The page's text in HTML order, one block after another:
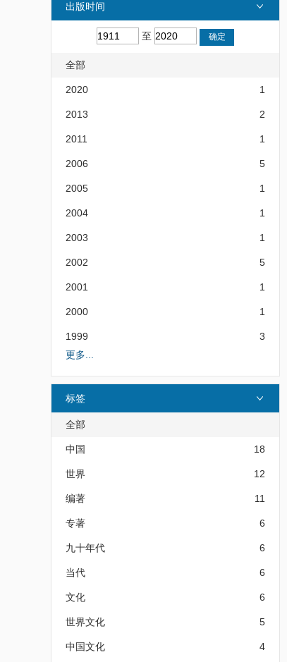
出版时间
至
全部
2020 1
2013 2
2011 1
2006 5
2005 1
2004 1
2003 1
2002 5
2001 1
2000 1
1999
3
更多...
标签
全部
中国 18
世界 12
编著 11
专著 6
九十年代 6
当代 6
文化 6
世界文化 5
中国文化 4